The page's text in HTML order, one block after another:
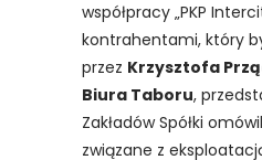
współpracy „PKP
kontrahentami, który
przez Krzysztofa
Biura Taboru,
Zakładów Spółki
związane z